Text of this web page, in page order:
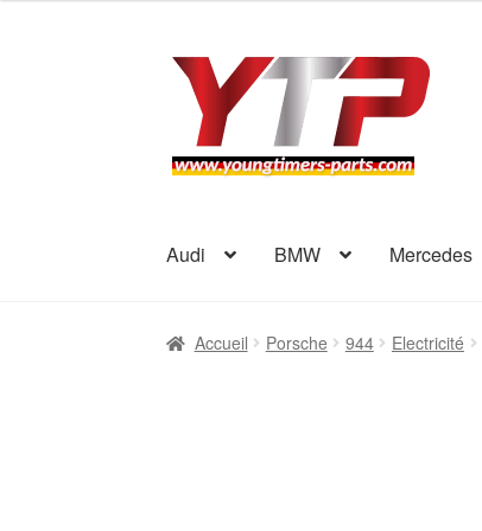
Aller
navigation
Aller
contenu
Audi BMW Mercedes
Accueil Porsche 944 Electricité